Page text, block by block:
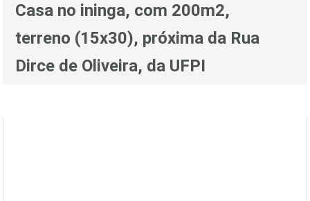
Casa no ininga, com 200m2,
terreno (15x30), próxima da Rua
Dirce de Oliveira, da UFPI